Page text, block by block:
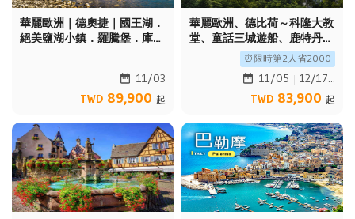
華麗歐洲｜德奧捷｜國王湖．
絕美鹽湖小鎮．羅騰堡．庫倫
11/03
TWD 89,900 起
華麗歐洲、德比荷～科隆大教
堂、童話三城遊船、鹿特丹方
塊屋、羅曼蒂克大道10日
⏰限時第2人省2000
11/05
12/17
TWD 83,900 起